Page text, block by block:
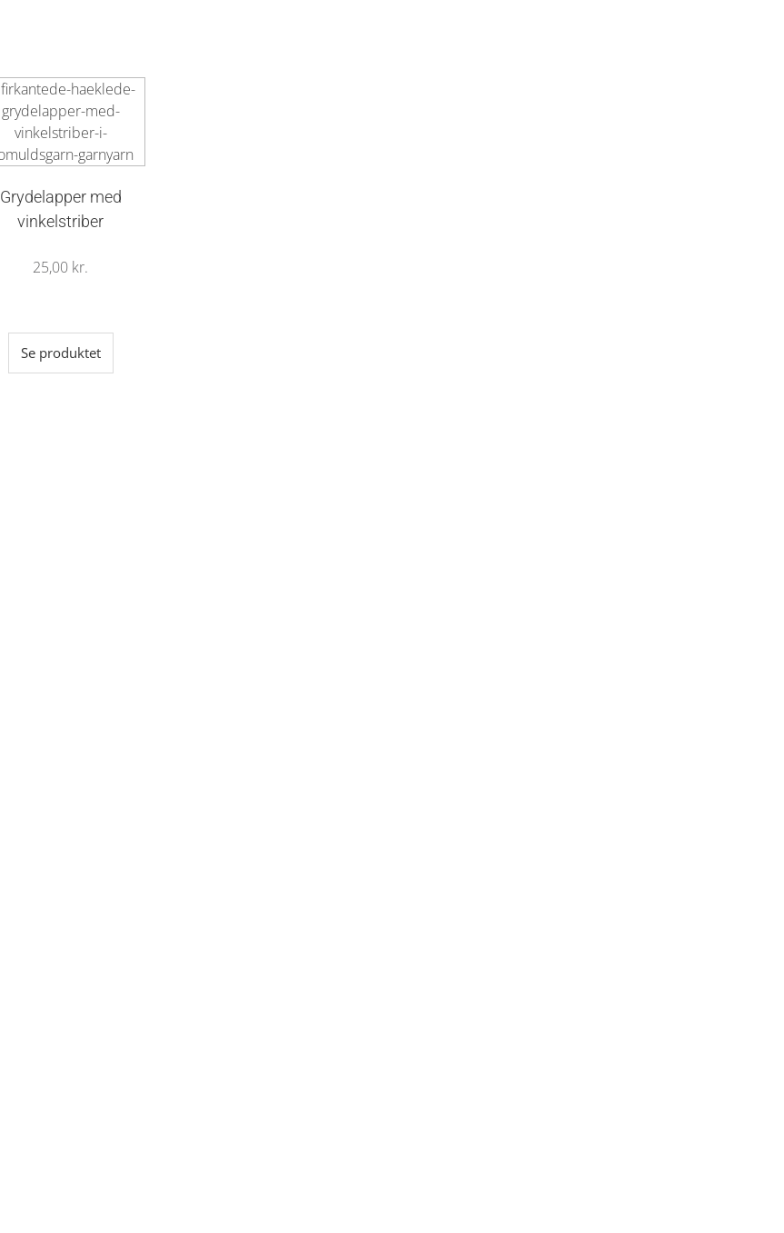
Grydelapper med
vinkelstriber
25,00 kr.
Se produktet